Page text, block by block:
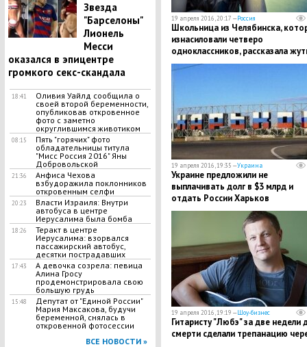
Звезда
"Барселоны"
Лионель
Месси
оказался в эпицентре
громкого секс-скандала
18:41
Оливия Уайлд сообщила о
своей второй беременности,
опубликовав откровенное
фото с заметно
округлившимся животиком
08:15
Пять "горячих" фото
обладательницы титула
"Мисс Россия 2016" Яны
Добровольской
21:36
Анфиса Чехова
взбудоражила поклонников
откровенным селфи
20:23
Власти Израиля: Внутри
автобуса в центре
Иерусалима была бомба
18:26
Теракт в центре
Иерусалима: взорвался
пассажирский автобус,
десятки пострадавших
17:43
А девочка созрела: певица
Алина Гросу
продемонстрировала свою
большую грудь
15:48
Депутат от "Единой России"
Мария Максакова, будучи
беременной, снялась в
откровенной фотосессии
ВСЕ НОВОСТИ »
19 апреля 2016, 20:17 —Россия
Школьница из Челябинска,
изнасиловали четверо
одноклассников, рассказала
подробности ЧП
19 апреля 2016, 19:35 —Украина
Украине предложили не
выплачивать долг в $3 млрд и
отдать России Харьков
19 апреля 2016, 19:19 —Шоу-бизнес
Гитаристу "Любэ" за две недели
смерти сделали трепанацию